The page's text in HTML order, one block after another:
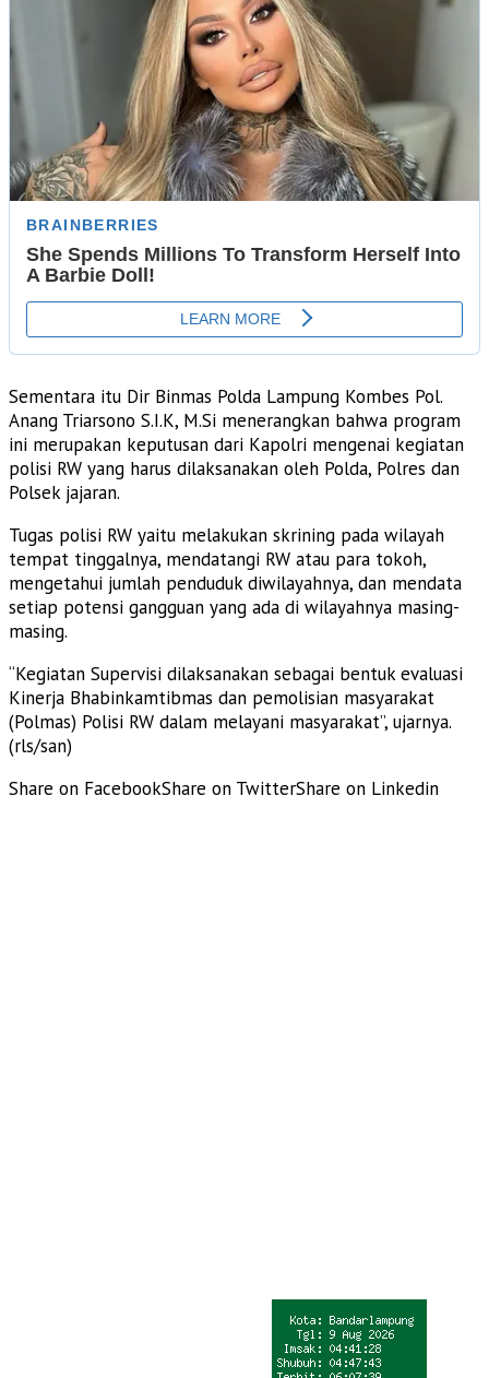
Sementara itu Dir Binmas Polda Lampung Kombes Pol.
Anang Triarsono S.I.K, M.Si menerangkan bahwa program
ini merupakan keputusan dari Kapolri mengenai kegiatan
polisi RW yang harus dilaksanakan oleh Polda, Polres dan
Polsek jajaran.
Tugas polisi RW yaitu melakukan skrining pada wilayah
tempat tinggalnya, mendatangi RW atau para tokoh,
mengetahui jumlah penduduk diwilayahnya, dan mendata
setiap potensi gangguan yang ada di wilayahnya masing-
masing.
“Kegiatan Supervisi dilaksanakan sebagai bentuk evaluasi
Kinerja Bhabinkamtibmas dan pemolisian masyarakat
(Polmas) Polisi RW dalam melayani masyarakat”, ujarnya.
(rls/san)
Share on FacebookShare on TwitterShare on Linkedin